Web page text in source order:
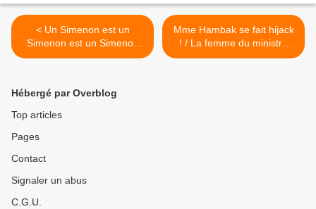
< Un Simenon est un
Simenon est un Simenon
(audio) / 25 ans après
Mme Hambak se fait hijack
! / La femme du ministre
ivoirien victime d'un vol à la
Hébergé par Overblog
Top articles
Pages
Contact
Signaler un abus
C.G.U.